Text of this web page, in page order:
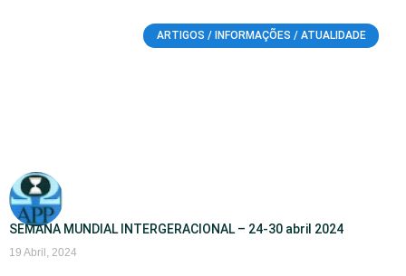
ARTIGOS / INFORMAÇÕES / ATUALIDADE
SEMANA MUNDIAL INTERGERACIONAL – 24-30 abril 2024
19 Abril, 2024